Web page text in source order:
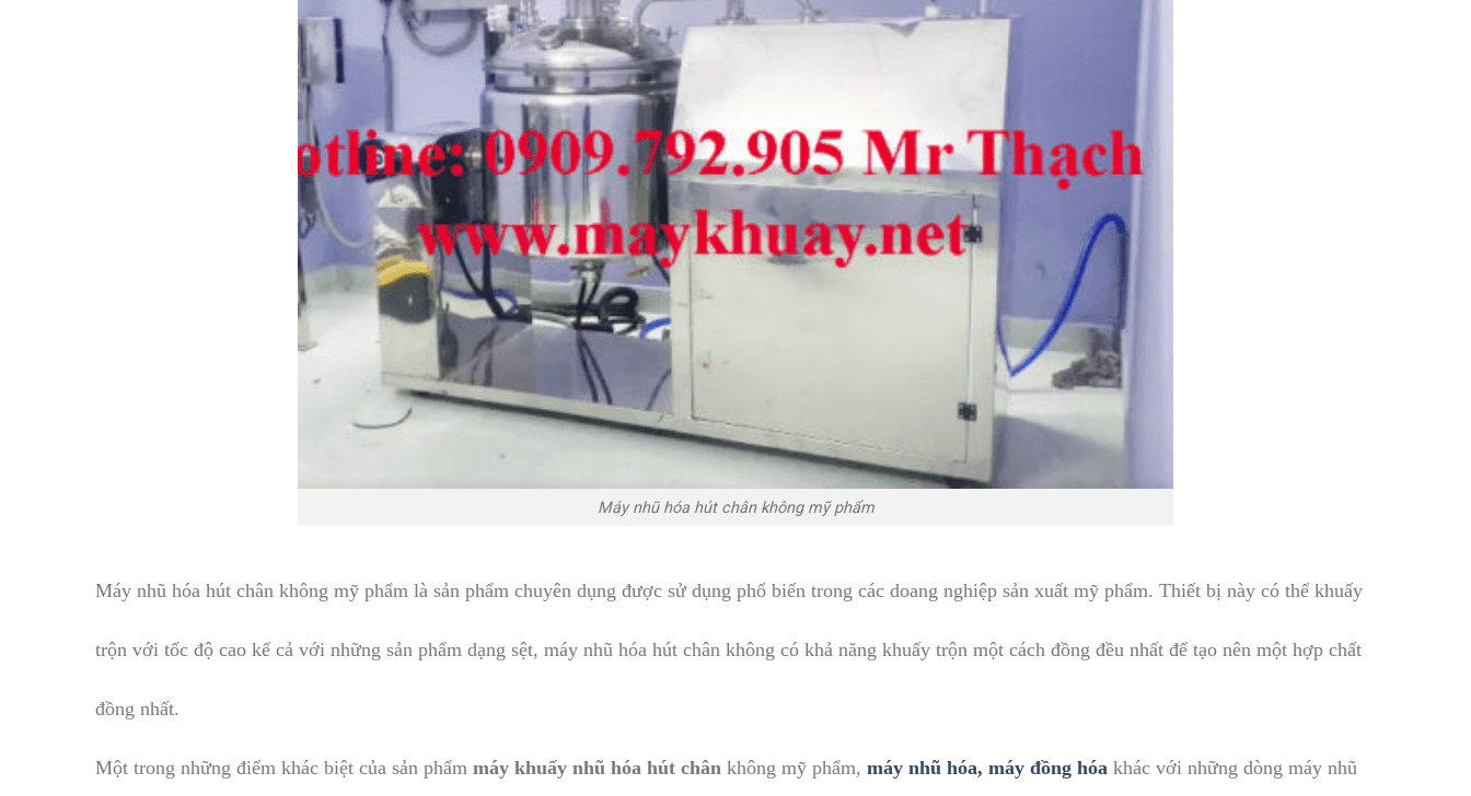
Máy nhũ hóa hút chân không mỹ phẩm
Máy nhũ hóa hút chân không mỹ phẩm là sản phẩm chuyên dụng được sử dụng phổ biến trong các doang nghiệp sản xuất mỹ phẩm. Thiết bị này có thể khuấy
trộn với tốc độ cao kể cả với những sản phẩm dạng sệt, máy nhũ hóa hút chân không có khả năng khuấy trộn một cách đồng đều nhất để tạo nên một hợp chất
đồng nhất.
Một trong những điểm khác biệt của sản phẩm máy khuấy nhũ hóa hút chân không mỹ phẩm, máy nhũ hóa, máy đồng hóa khác với những dòng máy nhũ